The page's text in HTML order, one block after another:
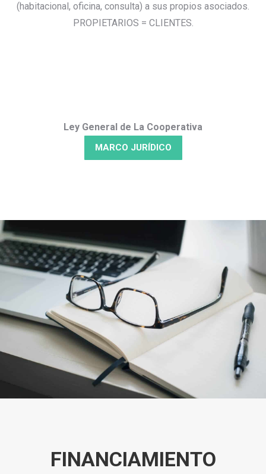
(habitacional, oficina, consulta) a sus propios asociados.
PROPIETARIOS = CLIENTES.
Ley General de La Cooperativa
MARCO JURÍDICO
FINANCIAMIENTO